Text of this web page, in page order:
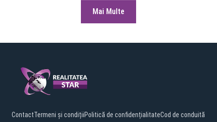
Mai Multe
ContactTermeni și condițiiPolitică de confidențialitateCod de conduită